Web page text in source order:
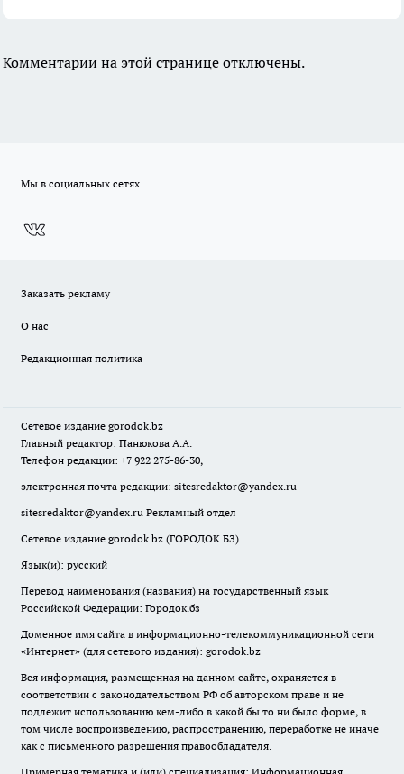
Комментарии на этой странице отключены.
Мы в социальных сетях
Заказать рекламу
О нас
Редакционная политика
Сетевое издание gorodok.bz
Главный редактор: Панюкова А.А.
Телефон редакции: +7 922 275-86-30,
электронная почта редакции: sitesredaktor@yandex.ru
sitesredaktor@yandex.ru Рекламный отдел
Сетевое издание gorodok.bz (ГОРОДОК.БЗ)
Язык(и): русский
Перевод наименования (названия) на государственный язык
Российской Федерации: Городок.бз
Доменное имя сайта в информационно-телекоммуникационной сети
«Интернет» (для сетевого издания): gorodok.bz
Вся информация, размещенная на данном сайте, охраняется в
соответствии с законодательством РФ об авторском праве и не
подлежит использованию кем-либо в какой бы то ни было форме, в
том числе воспроизведению, распространению, переработке не иначе
как с письменного разрешения правообладателя.